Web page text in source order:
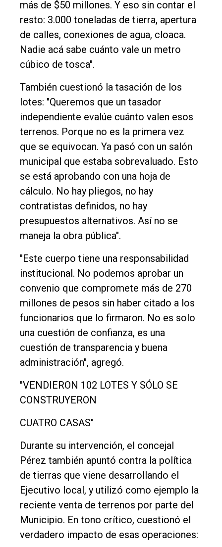
más de $50 millones. Y eso sin contar el
resto: 3.000 toneladas de tierra, apertura
de calles, conexiones de agua, cloaca.
Nadie acá sabe cuánto vale un metro
cúbico de tosca".
También cuestionó la tasación de los
lotes: "Queremos que un tasador
independiente evalúe cuánto valen esos
terrenos. Porque no es la primera vez
que se equivocan. Ya pasó con un salón
municipal que estaba sobrevaluado. Esto
se está aprobando con una hoja de
cálculo. No hay pliegos, no hay
contratistas definidos, no hay
presupuestos alternativos. Así no se
maneja la obra pública".
"Este cuerpo tiene una responsabilidad
institucional. No podemos aprobar un
convenio que compromete más de 270
millones de pesos sin haber citado a los
funcionarios que lo firmaron. No es solo
una cuestión de confianza, es una
cuestión de transparencia y buena
administración", agregó.
"VENDIERON 102 LOTES Y SÓLO SE
CONSTRUYERON
CUATRO CASAS"
Durante su intervención, el concejal
Pérez también apuntó contra la política
de tierras que viene desarrollando el
Ejecutivo local, y utilizó como ejemplo la
reciente venta de terrenos por parte del
Municipio. En tono crítico, cuestionó el
verdadero impacto de esas operaciones: